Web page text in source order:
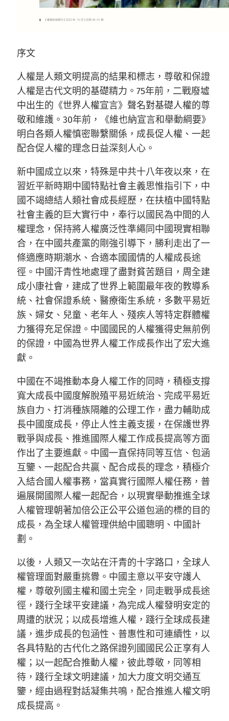
序文
人權是人類文明提高的結果和標志，尊敬和保證
人權是古代文明的基礎精力。75年前，二戰廢墟
中出生的《世界人權宣言》聲名對基礎人權的尊
敬和維護。30年前，《維也納宣言和舉動綱要》
明白各類人權慎密聯繫關係，成長促人權、一起
配合促人權的理念日益深刻人心。
新中國成立以來，特殊是中共十八年夜以來，在
習近平新時期中國特點社會主義思惟指引下，中
國不竭總結人類社會成長經歷，在扶植中國特點
社會主義的巨大實行中，奉行以國民為中間的人
權理念，保持將人權廣泛性準繩同中國現實相聯
合，在中國共產黨的剛強引導下，勝利走出了一
條適應時期潮水、合適本國國情的人權成長途
徑。中國汗青性地處理了盡對貧苦題目，周全建
成小康社會，建成了世界上範圍最年夜的教導系
統、社會保證系統、醫療衛生系統，多數平易近
族、婦女、兒童、老年人、殘疾人等特定群體權
力獲得充足保證。中國國民的人權獲得史無前例
的保證，中國為世界人權工作成長作出了宏大進
獻。
中國在不竭推動本身人權工作的同時，積極支撐
寬大成長中國度解脫殖平易近統治、完成平易近
族自力、打消種族隔離的公理工作，盡力輔助成
長中國度成長，停止人性主義支援，在保護世界
戰爭與成長、推進國際人權工作成長提高等方面
作出了主要進獻。中國一直保持同等互信、包涵
互鑒、一起配合共贏、配合成長的理念，積極介
入結合國人權事務，當真實行國際人權任務，普
遍展開國際人權一起配合，以現實舉動推進全球
人權管理朝著加倍公正公平公道包涵的標的目的
成長，為全球人權管理供給中國聰明、中國計
劃。
以後，人類又一次站在汗青的十字路口，全球人
權管理面對嚴重挑釁。中國主意以平安守護人
權，尊敬列國主權和國土完全，同走戰爭成長途
徑，踐行全球平安建議，為完成人權發明安定的
周遭的狀況；以成長增進人權，踐行全球成長建
議，進步成長的包涵性、普惠性和可連續性，以
各具特點的古代化之路保證列國國民公正享有人
權；以一起配合推動人權，彼此尊敬，同等相
待，踐行全球文明建議，加大力度文明交通互
鑒，經由過程對話凝集共鳴，配合推進人權文明
成長提高。